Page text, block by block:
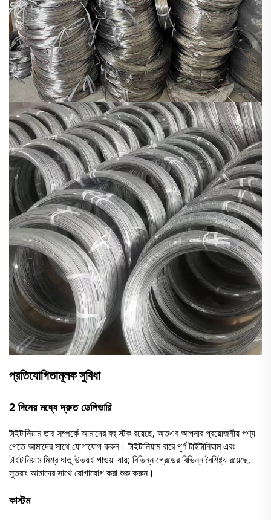
প্রতিযোগিতামূলক সুবিধা
2 দিনের মধ্যে দ্রুত ডেলিভারি
টাইটানিয়াম তার সম্পর্কে আমাদের বহু স্টক রয়েছে, অতএব আপনার প্রয়োজনীয় পণ্য
পেতে আমাদের সাথে যোগাযোগ করুন। টাইটানিয়াম বারে পূর্ণ টাইটানিয়াম এবং
টাইটানিয়াম মিশ্র ধাতু উভয়ই পাওয়া যায়; বিভিন্ন গ্রেডের বিভিন্ন বৈশিষ্ট্য রয়েছে,
সুতরাং আমাদের সাথে যোগাযোগ করা শুরু করুন।
কাস্টম